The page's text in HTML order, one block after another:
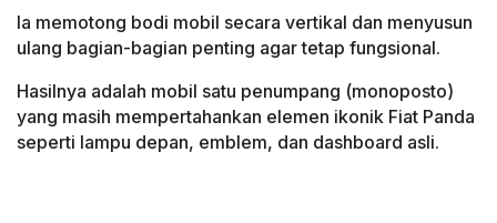
Ia memotong bodi mobil secara vertikal dan menyusun
ulang bagian-bagian penting agar tetap fungsional.
Hasilnya adalah mobil satu penumpang (monoposto)
yang masih mempertahankan elemen ikonik Fiat Panda
seperti lampu depan, emblem, dan dashboard asli.